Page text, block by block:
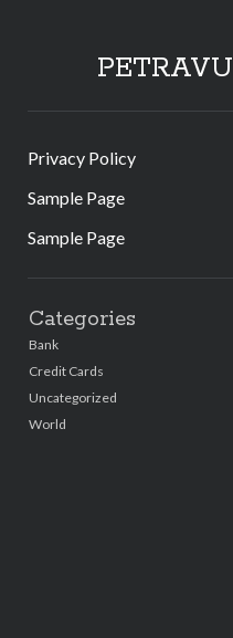
PETRAVU
Privacy Policy
Sample Page
Sample Page
Categories
Bank
Credit Cards
Uncategorized
World